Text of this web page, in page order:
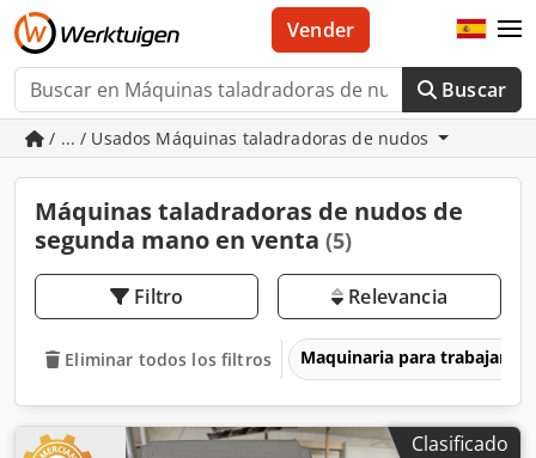
Buscar
Vender
/ ... / Usados Máquinas taladradoras de nudos
Máquinas taladradoras de nudos de
segunda mano en venta (5)
Filtro Relevancia
Eliminar todos los filtros Maquinaria para trabajar la
Clasificado